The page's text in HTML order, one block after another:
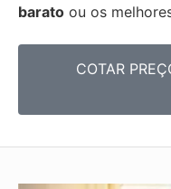
barato ou os
COTAR